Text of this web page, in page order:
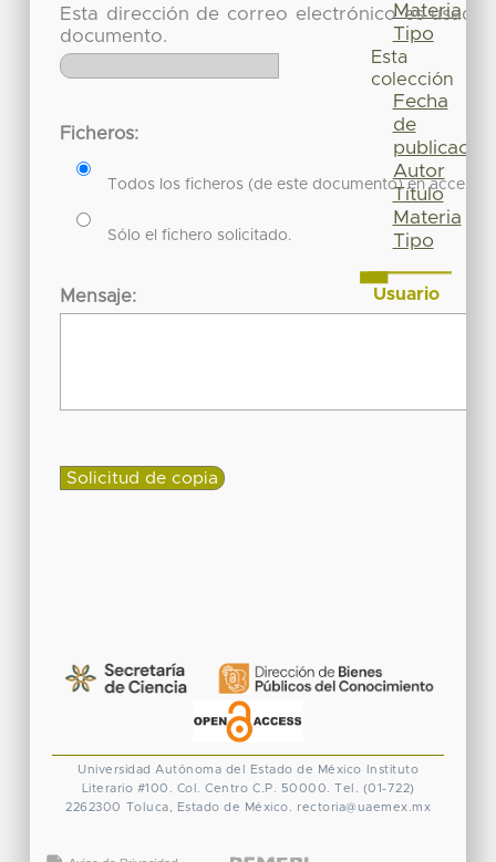
Esta dirección de correo electrónico es usada
documento.
Ficheros:
Todos los ficheros (de este documento) en acceso
Sólo el fichero solicitado.
Mensaje:
Materia
Tipo
Esta
colección
Fecha
de
publicación
Autor
Título
Materia
Tipo
Usuario
Universidad Autónoma del Estado de México
Instituto
Literario #100. Col. Centro C.P. 50000. Tel. (01-722)
2262300 Toluca, Estado de México. rectoria@uaemex.mx